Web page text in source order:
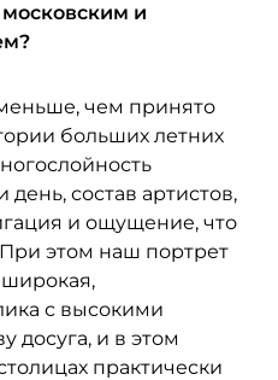
и
чем принято
больших летних
состав артистов,
и ощущение, что
При этом наш портрет
с высокими
досуга, и в этом
практически